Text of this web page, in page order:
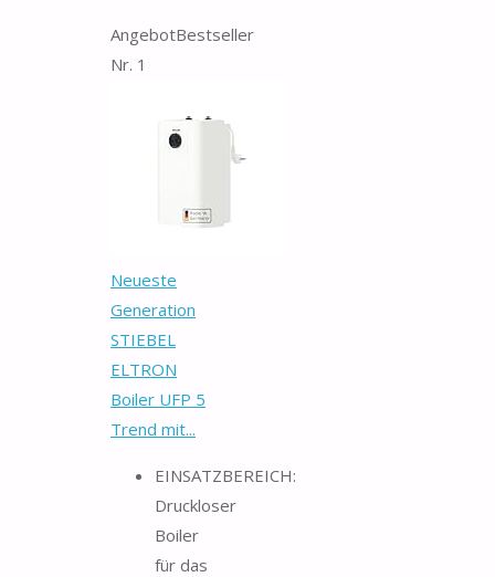
AngebotBestseller
Nr. 1
Neueste
Generation
STIEBEL
ELTRON
Boiler UFP 5
Trend mit...
EINSATZBEREICH:
Druckloser
Boiler
für das